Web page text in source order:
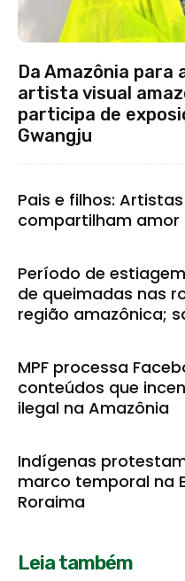
Da Amazônia para
artista visual
participa de
Gwangju
Pais e filhos:
compartilham amor
Período de
de queimadas nas
região amazônica;
MPF processa
conteúdos que
ilegal na Amazônia
Indígenas
marco temporal na
Roraima
Leia também